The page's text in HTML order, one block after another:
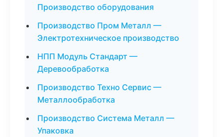
Производство оборудования
Производство Пром Металл —
Электротехническое производство
НПП Модуль Стандарт —
Деревообработка
Производство Техно Сервис —
Металлообработка
Производство Система Металл —
Упаковка